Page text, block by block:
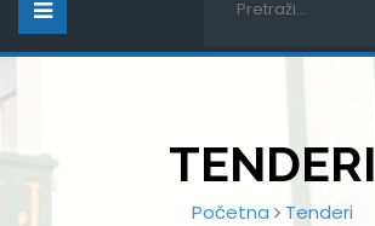
TENDERI
Početna Tenderi